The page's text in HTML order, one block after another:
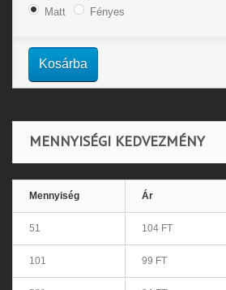
Matt
Fényes
Kosárba
MENNYISÉGI KEDVEZMÉNY
Mennyiség Ár
51 104 FT
101 99 FT